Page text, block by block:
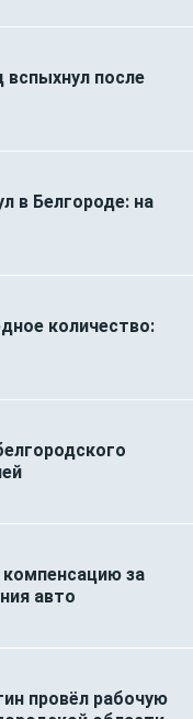
после
в Белгороде: на
количество:
за
авто
провёл рабочую